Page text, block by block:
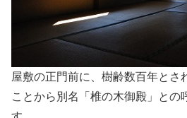
屋敷の正門前に、樹齢数百年とさ
ことから別名「椎の木御殿」との